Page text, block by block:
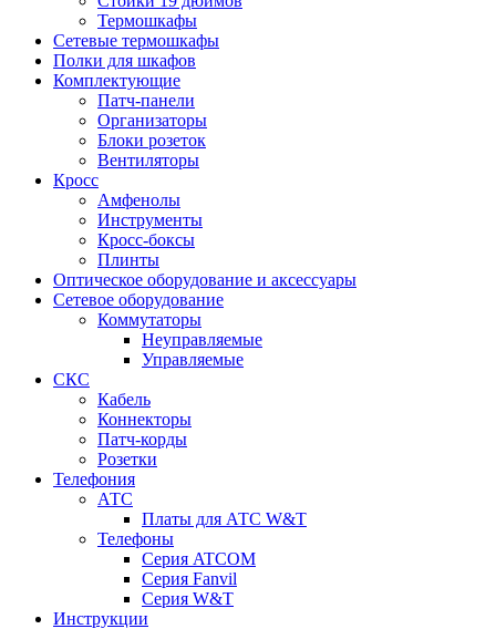
Термошкафы
Сетевые термошкафы
Полки для шкафов
Комплектующие
Патч-панели
Организаторы
Блоки розеток
Вентиляторы
Кросс
Амфенолы
Инструменты
Кросс-боксы
Плинты
Оптическое оборудование и аксессуары
Сетевое оборудование
Коммутаторы
Неуправляемые
Управляемые
СКС
Кабель
Коннекторы
Патч-корды
Розетки
Телефония
АТС
Платы для АТС W&T
Телефоны
Серия ATCOM
Серия Fanvil
Серия W&T
Инструкции